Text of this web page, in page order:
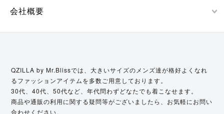
会社概要
QZILLA by Mr.Blissでは、大きいサイズのメンズ達が格好よくなれ
るファッションアイテムを多数ご用意しております。
30代、40代、50代など、年代問わずどなたでも着こなせます。
商品や通販の利用に関する疑問等がございましたら、お気軽にお問い
合わせください。